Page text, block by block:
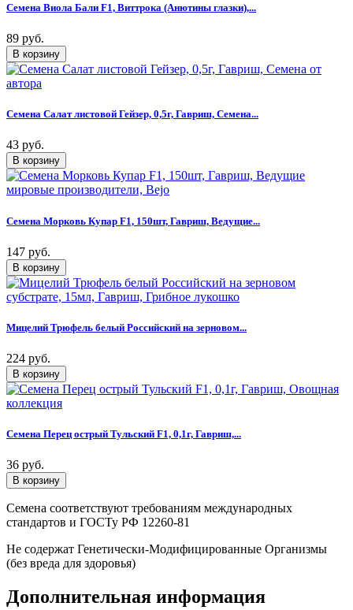
Семена Виола Бали F1, Виттрока (Анютины глазки),...
89 руб.
Семена Салат листовой Гейзер, 0,5г, Гавриш, Семена...
43 руб.
Семена Морковь Купар F1, 150шт, Гавриш, Ведущие...
147 руб.
Мицелий Трюфель белый Российский на зерновом...
224 руб.
Семена Перец острый Тульский F1, 0,1г, Гавриш,...
36 руб.
Семена соответствуют требованиям международных
стандартов и ГОСТу РФ 12260-81
Не содержат Генетически-Модифицированные Организмы
(без вреда для здоровья)
Дополнительная информация